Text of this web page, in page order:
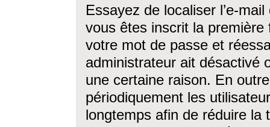
Essayez de localiser l’e-
vous êtes inscrit la première
votre mot de passe et
administrateur ait désactivé
une certaine raison. En
périodiquement les
longtemps afin de réduire la